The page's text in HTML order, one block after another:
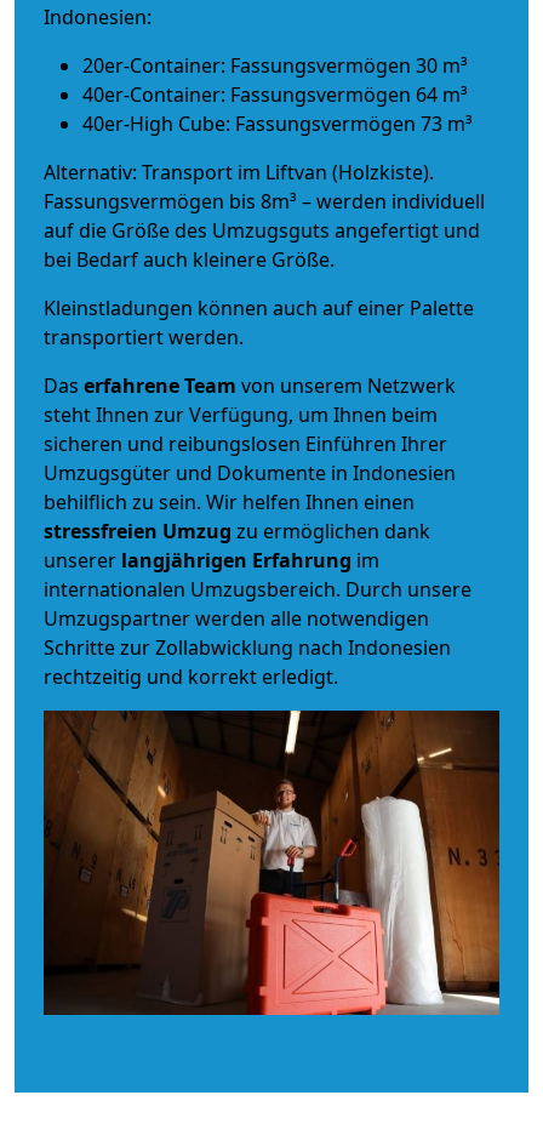
Indonesien:
20er-Container: Fassungsvermögen 30 m³
40er-Container: Fassungsvermögen 64 m³
40er-High Cube: Fassungsvermögen 73 m³
Alternativ: Transport im Liftvan (Holzkiste).
Fassungsvermögen bis 8m³ – werden individuell
auf die Größe des Umzugsguts angefertigt und
bei Bedarf auch kleinere Größe.
Kleinstladungen können auch auf einer Palette
transportiert werden.
Das erfahrene Team von unserem Netzwerk
steht Ihnen zur Verfügung, um Ihnen beim
sicheren und reibungslosen Einführen Ihrer
Umzugsgüter und Dokumente in Indonesien
behilflich zu sein. Wir helfen Ihnen einen
stressfreien Umzug zu ermöglichen dank
unserer langjährigen Erfahrung im
internationalen Umzugsbereich. Durch unsere
Umzugspartner werden alle notwendigen
Schritte zur Zollabwicklung nach Indonesien
rechtzeitig und korrekt erledigt.